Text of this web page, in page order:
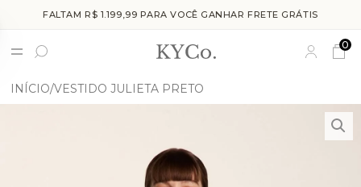
FALTAM R$ 1.199,99 PARA VOCÊ GANHAR FRETE GRÁTIS
0
INÍCIO VESTIDO JULIETA PRETO